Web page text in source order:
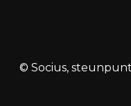
© Socius,